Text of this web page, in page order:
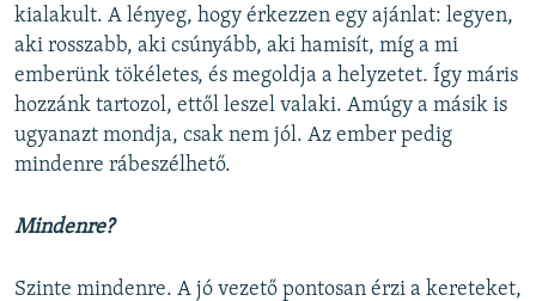
kialakult. A lényeg, hogy érkezzen egy ajánlat: legyen,
aki rosszabb, aki csúnyább, aki hamisít, míg a mi
emberünk tökéletes, és megoldja a helyzetet. Így máris
hozzánk tartozol, ettől leszel valaki. Amúgy a másik is
ugyanazt mondja, csak nem jól. Az ember pedig
mindenre rábeszélhető.
Mindenre?
Szinte mindenre. A jó vezető pontosan érzi a kereteket,